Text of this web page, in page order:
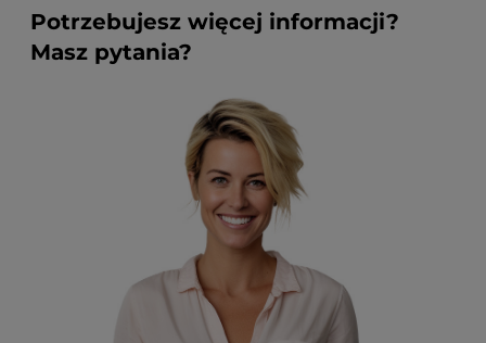
Potrzebujesz więcej informacji?
Masz pytania?